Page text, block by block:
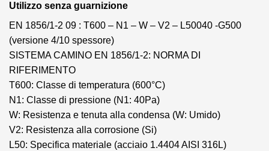
Utilizzo senza guarnizione
EN 1856/1-2 09 : T600 – N1 – W – V2 – L50040 -G500
(versione 4/10 spessore)
SISTEMA CAMINO EN 1856/1-2: NORMA DI
RIFERIMENTO
T600: Classe di temperatura (600°C)
N1: Classe di pressione (N1: 40Pa)
W: Resistenza e tenuta alla condensa (W: Umido)
V2: Resistenza alla corrosione (Si)
L50: Specifica materiale (acciaio 1.4404 AISI 316L)